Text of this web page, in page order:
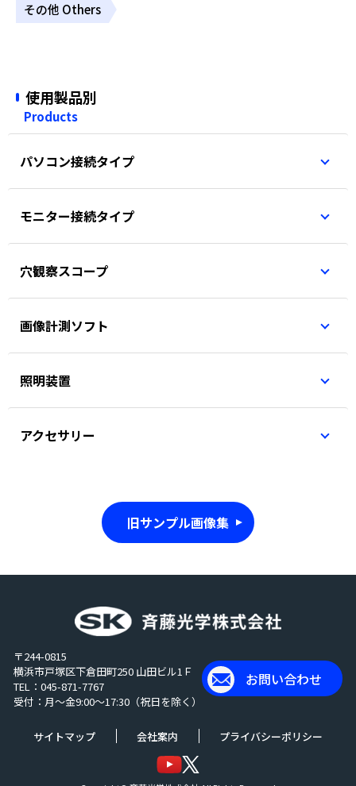
その他 Others
使用製品別
Products
パソコン接続タイプ
モニター接続タイプ
穴観察スコープ
画像計測ソフト
照明装置
アクセサリー
旧サンプル画像集
〒244-0815
横浜市戸塚区下倉田町250 山田ビル1Ｆ
TEL：045-871-7767
受付：月～金9:00～17:30（祝日を除く）
お問い合わせ
サイトマップ 会社案内 プライバシーポリシー